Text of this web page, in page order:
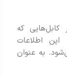
که
این اطلاعات
به عنوان